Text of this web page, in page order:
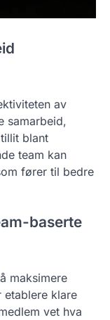
av
samarbeid,
blant
team kan
fører til bedre
baserte
maksimere
etablere klare
vet hva